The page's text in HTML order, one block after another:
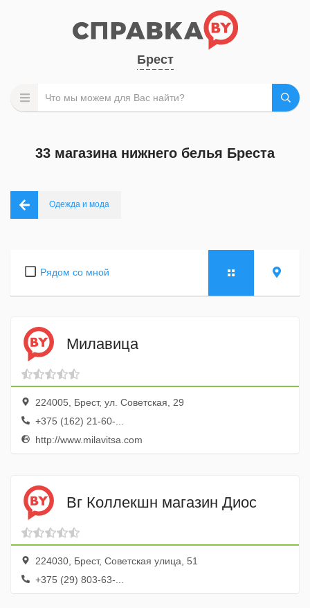
Брест
33 магазина нижнего белья Бреста
Одежда и мода
Рядом со мной
Милавица
224005, Брест, ул. Советская, 29
+375 (162) 21-60-...
http://www.milavitsa.com
Вг Коллекшн магазин Диос
224030, Брест, Советская улица, 51
+375 (29) 803-63-...